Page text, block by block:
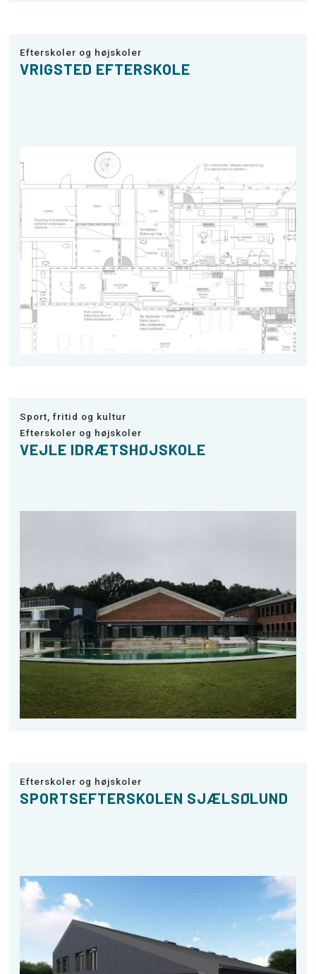
Efterskoler og højskoler
VRIGSTED EFTERSKOLE
Sport, fritid og kultur
Efterskoler og højskoler
VEJLE IDRÆTSHØJSKOLE
Efterskoler og højskoler
SPORTSEFTERSKOLEN SJÆLSØLUND